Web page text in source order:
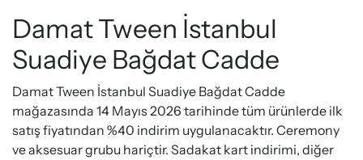
Damat Tween İstanbul
Suadiye Bağdat Cadde
Damat Tween İstanbul Suadiye Bağdat Cadde
mağazasında 14 Mayıs 2026 tarihinde tüm ürünlerde ilk
satış fiyatından %40 indirim uygulanacaktır. Ceremony
ve aksesuar grubu hariçtir. Sadakat kart indirimi, diğer